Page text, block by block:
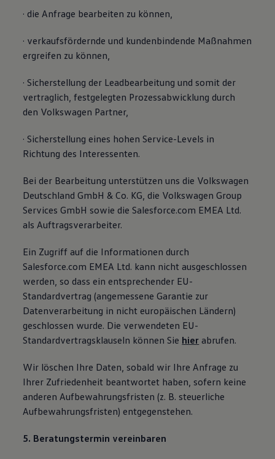
· die Anfrage bearbeiten zu können,
· verkaufsfördernde und kundenbindende Maßnahmen
ergreifen zu können,
· Sicherstellung der Leadbearbeitung und somit der
vertraglich, festgelegten Prozessabwicklung durch
den Volkswagen Partner,
· Sicherstellung eines hohen Service-Levels in
Richtung des Interessenten.
Bei der Bearbeitung unterstützen uns die Volkswagen
Deutschland GmbH & Co. KG, die Volkswagen Group
Services GmbH sowie die Salesforce.com EMEA Ltd.
als Auftragsverarbeiter.
Ein Zugriff auf die Informationen durch
Salesforce.com EMEA Ltd. kann nicht ausgeschlossen
werden, so dass ein entsprechender EU-
Standardvertrag (angemessene Garantie zur
Datenverarbeitung in nicht europäischen Ländern)
geschlossen wurde. Die verwendeten EU-
Standardvertragsklauseln können Sie hier abrufen.
Wir löschen Ihre Daten, sobald wir Ihre Anfrage zu
Ihrer Zufriedenheit beantwortet haben, sofern keine
anderen Aufbewahrungsfristen (z. B. steuerliche
Aufbewahrungsfristen) entgegenstehen.
5. Beratungstermin vereinbaren